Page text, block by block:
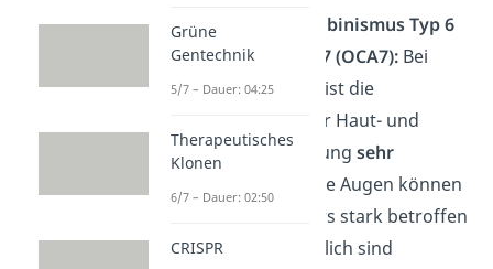
Okulokutaner Albinismus Typ 6
(OCA6) und Typ 7 (OCA7): Bei
OCA6 und OCA7 ist die
Betroffenheit der Haut- und
Haarpigmentierungsehr
. Die Augen können
jedoch besonders stark betroffen
sein. Verantwortlich sind
Grüne
Gentechnik
5/7 – Dauer: 04:25
Therapeutisches
Klonen
6/7 – Dauer: 02:50
CRISPR